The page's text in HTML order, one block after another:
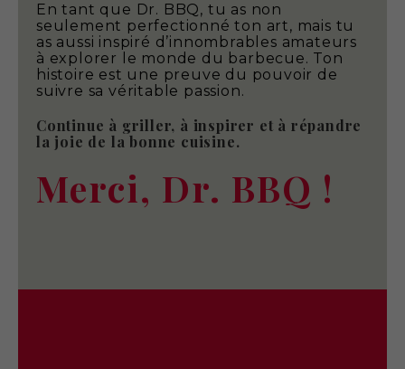
En tant que Dr. BBQ, tu as non
seulement perfectionné ton art, mais tu
as aussi inspiré d’innombrables amateurs
à explorer le monde du barbecue. Ton
histoire est une preuve du pouvoir de
suivre sa véritable passion.
Continue à griller, à inspirer et à répandre
la joie de la bonne cuisine.
Merci, Dr. BBQ !